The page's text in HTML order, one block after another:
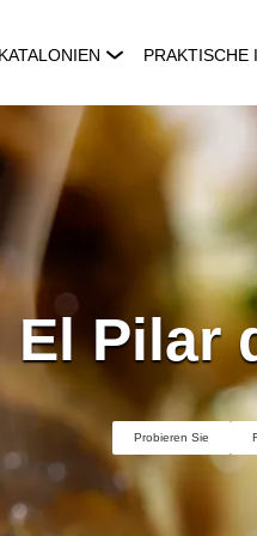
PRAKTISCHE
El Pilar
Probieren Sie